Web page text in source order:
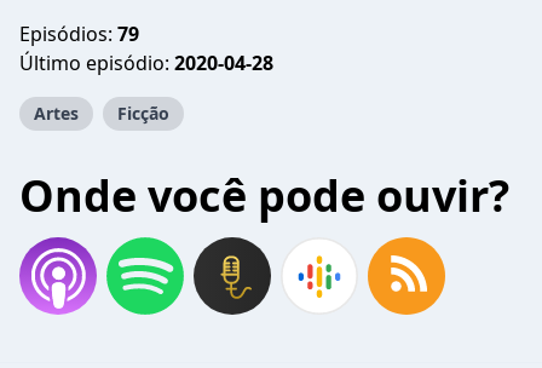
Episódios: 79
Último episódio: 2020-04-28
Artes Ficção
Onde você pode ouvir?